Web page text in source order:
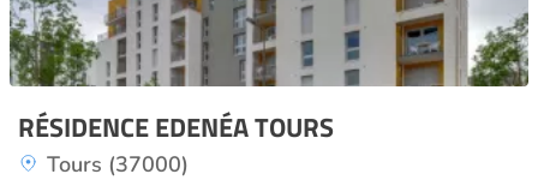
RÉSIDENCE EDENÉA TOURS
Tours (37000)